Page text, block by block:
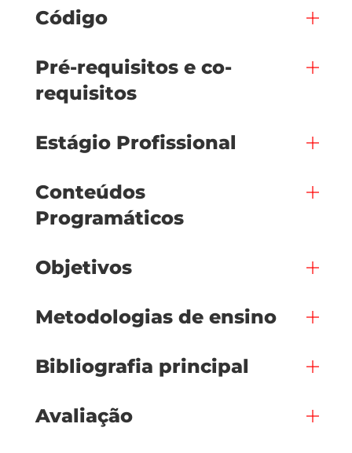
Código
Pré-requisitos e co-
requisitos
Estágio Profissional
Conteúdos
Programáticos
Objetivos
Metodologias de ensino
Bibliografia principal
Avaliação